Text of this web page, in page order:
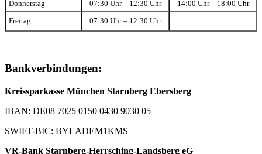
Donnerstag 07:30 Uhr – 12:30 Uhr 14:00 Uhr – 18:00 Uhr
Freitag 07:30 Uhr – 12:30 Uhr
Bankverbindungen:
Kreissparkasse München Starnberg Ebersberg
IBAN: DE08 7025 0150 0430 9030 05
SWIFT-BIC: BYLADEM1KMS
VR-Bank Starnberg-Herrsching-Landsberg eG